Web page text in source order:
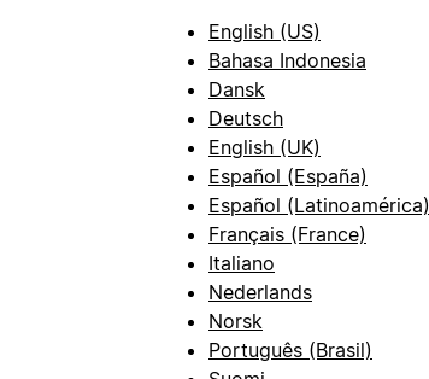
English (US)
Bahasa Indonesia
Dansk
Deutsch
English (UK)
Español (España)
Español (Latinoamérica)
Français (France)
Italiano
Nederlands
Norsk
Português (Brasil)